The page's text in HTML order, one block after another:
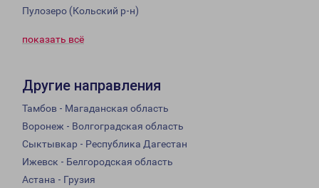
Пулозеро (Кольский р-н)
показать всё
Другие направления
Тамбов - Магаданская область
Воронеж - Волгоградская область
Сыктывкар - Республика Дагестан
Ижевск - Белгородская область
Астана - Грузия